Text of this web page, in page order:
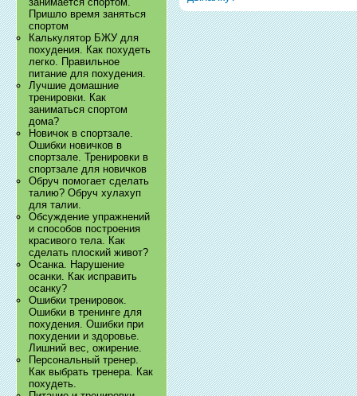
Пришло время заняться
спортом
Калькулятор БЖУ для
похудения. Как похудеть
легко. Правильное
питание для похудения.
Лучшие домашние
тренировки. Как
заниматься спортом
дома?
Новичок в спортзале.
Ошибки новичков в
спортзале. Тренировки в
спортзале для новичков
Обруч помогает сделать
талию? Обруч хулахуп
для талии.
Обсуждение упражнений
и способов построения
красивого тела. Как
сделать плоский живот?
Осанка. Нарушение
осанки. Как исправить
осанку?
Ошибки тренировок.
Ошибки в тренинге для
похудения. Ошибки при
похудении и здоровье.
Лишний вес, ожирение.
Персональный тренер.
Как выбрать тренера. Как
похудеть.